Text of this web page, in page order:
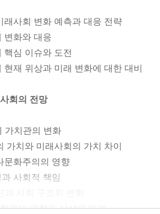
래사회 변화 예측과 대응 전략
변화와 대응
핵심 이슈와 도전
현재 위상과 미래 변화에 대한 대비
회의 전망
가치관의 변화
가치와 미래사회의 가치 차이
문화주의의 영향
사회적 책임
명의 영향과 상상의 미래